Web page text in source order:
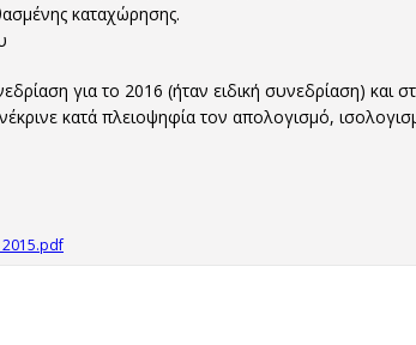
καταχώρησης.
για το 2016 (ήταν ειδική συνεδρίαση) και
κατά πλειοψηφία τον απολογισμό,